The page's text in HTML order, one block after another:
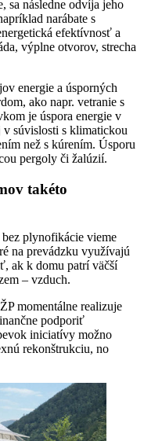
sa následne odvíja jeho
narábate s
efektívnosť a
výplne otvorov, strecha
energie a úsporných
ako napr. vetranie s
je úspora energie v
v súvislosti s klimatickou
než s kúrením. Úsporu
pergoly či žalúzií.
takéto
plynofikácie vieme
na prevádzku využívajú
ak k domu patrí väčší
– vzduch.
momentálne realizuje
podporiť
iniciatívy možno
rekonštrukciu, no